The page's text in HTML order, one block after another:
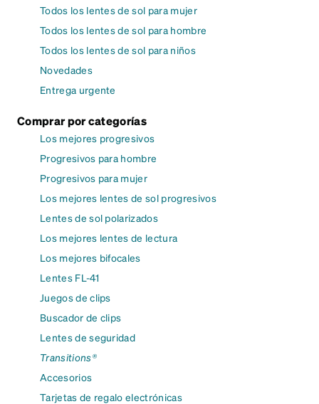
Todos los lentes de sol para mujer
Todos los lentes de sol para hombre
Todos los lentes de sol para niños
Novedades
Entrega urgente
Comprar por categorías
Los mejores progresivos
Progresivos para hombre
Progresivos para mujer
Los mejores lentes de sol progresivos
Lentes de sol polarizados
Los mejores lentes de lectura
Los mejores bifocales
Lentes FL-41
Juegos de clips
Buscador de clips
Lentes de seguridad
Transitions®
Accesorios
Tarjetas de regalo electrónicas